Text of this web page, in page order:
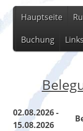
Hauptseite
Buchung
02.08.2026 -
15.08.2026